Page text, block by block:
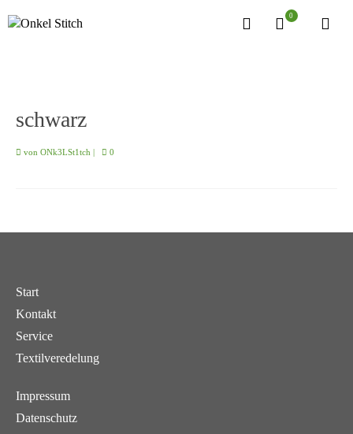
0
schwarz
von ONk3LSt1tch | 0
Start
Kontakt
Service
Textilveredelung
Impressum
Datenschutz